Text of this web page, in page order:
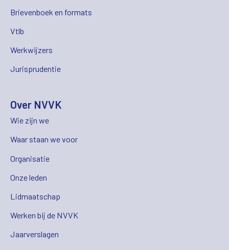
Brievenboek en formats
Vtlb
Werkwijzers
Jurisprudentie
Over NVVK
Wie zijn we
Waar staan we voor
Organisatie
Onze leden
Lidmaatschap
Werken bij de NVVK
Jaarverslagen